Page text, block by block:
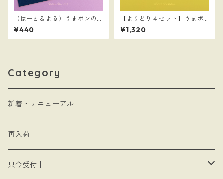
（はーと＆よる）うまポンの
メッセージステッカーとミニ
封筒
¥440
【よりどり４セット】うまポ
ンのメッセージステッカーと
ミニ封筒のセット
¥1,320
Category
新着・リニューアル
再入荷
只今受付中